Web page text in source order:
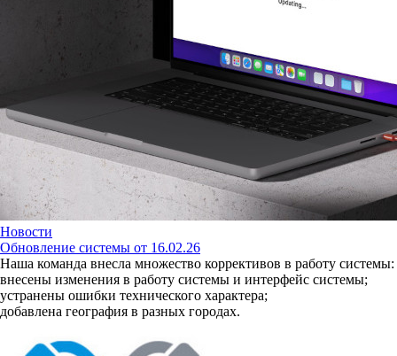
Новости
Обновление системы от 16.02.26
Наша команда внесла множество коррективов в работу системы:
внесены изменения в работу системы и интерфейс системы;
устранены ошибки технического характера;
добавлена география в разных городах.